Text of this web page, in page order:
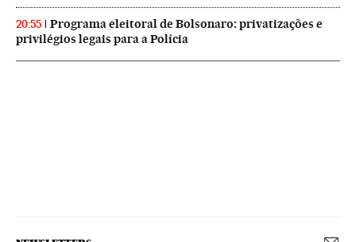
20:55
Programa eleitoral de Bolsonaro: privatizações e
privilégios legais para a Polícia